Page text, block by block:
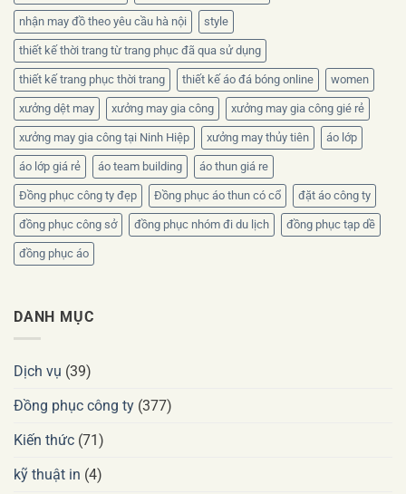
nhận may đồ theo yêu cầu hà nội style
thiết kế thời trang từ trang phục đã qua sử dụng
thiết kế trang phục thời trang thiết kế áo đá bóng online women
xưởng dệt may xưởng may gia công xưởng may gia công gié rẻ
xưởng may gia công tại Ninh Hiệp xưởng may thủy tiên áo lớp
áo lớp giá rẻ áo team building áo thun giá re
Đồng phục công ty đẹp Đồng phục áo thun có cổ đặt áo công ty
đồng phục công sở đồng phục nhóm đi du lịch đồng phục tạp dề
đồng phục áo
DANH MỤC
Dịch vụ (39)
Đồng phục công ty (377)
Kiến thức (71)
kỹ thuật in (4)